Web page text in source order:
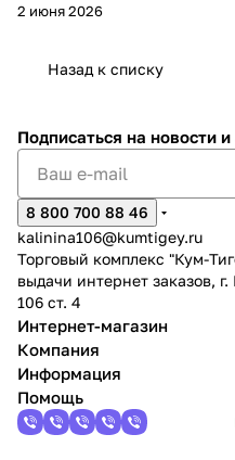
2 июня 2026
Назад к списку
Подписаться на новости
8 800 700 88 46
kalinina106@kumtigey.ru
Торговый комплекс "Кум-
выдачи интернет заказов,
106 ст. 4
Интернет-магазин
Компания
Информация
Помощь